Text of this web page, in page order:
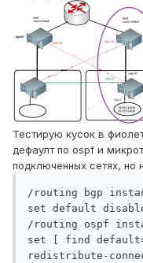
Тестирую кусок в
дефаулт по ospf и
подключенных сетях, но
/routing bgp
set default
/routing ospf
set [ find
redistribute-